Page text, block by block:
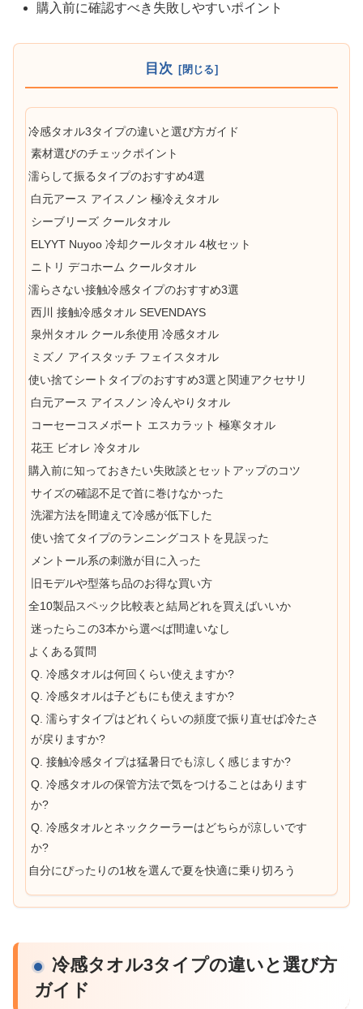
購入前に確認すべき失敗しやすいポイント
目次
冷感タオル3タイプの違いと選び方ガイド
素材選びのチェックポイント
濡らして振るタイプのおすすめ4選
白元アース アイスノン 極冷えタオル
シーブリーズ クールタオル
ELYYT Nuyoo 冷却クールタオル 4枚セット
ニトリ デコホーム クールタオル
濡らさない接触冷感タイプのおすすめ3選
西川 接触冷感タオル SEVENDAYS
泉州タオル クール糸使用 冷感タオル
ミズノ アイスタッチ フェイスタオル
使い捨てシートタイプのおすすめ3選と関連アクセサリ
白元アース アイスノン 冷んやりタオル
コーセーコスメポート エスカラット 極寒タオル
花王 ビオレ 冷タオル
購入前に知っておきたい失敗談とセットアップのコツ
サイズの確認不足で首に巻けなかった
洗濯方法を間違えて冷感が低下した
使い捨てタイプのランニングコストを見誤った
メントール系の刺激が目に入った
旧モデルや型落ち品のお得な買い方
全10製品スペック比較表と結局どれを買えばいいか
迷ったらこの3本から選べば間違いなし
よくある質問
Q. 冷感タオルは何回くらい使えますか?
Q. 冷感タオルは子どもにも使えますか?
Q. 濡らすタイプはどれくらいの頻度で振り直せば冷たさ
が戻りますか?
Q. 接触冷感タイプは猛暑日でも涼しく感じますか?
Q. 冷感タオルの保管方法で気をつけることはあります
か?
Q. 冷感タオルとネッククーラーはどちらが涼しいです
か?
自分にぴったりの1枚を選んで夏を快適に乗り切ろう
冷感タオル3タイプの違いと選び方
ガイド